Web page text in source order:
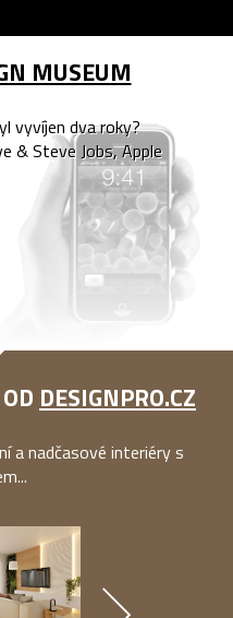
MUSEUM
vyvíjen dva roky?
& Steve Jobs, Apple
DESIGNPRO.CZ
a nadčasové interiéry s